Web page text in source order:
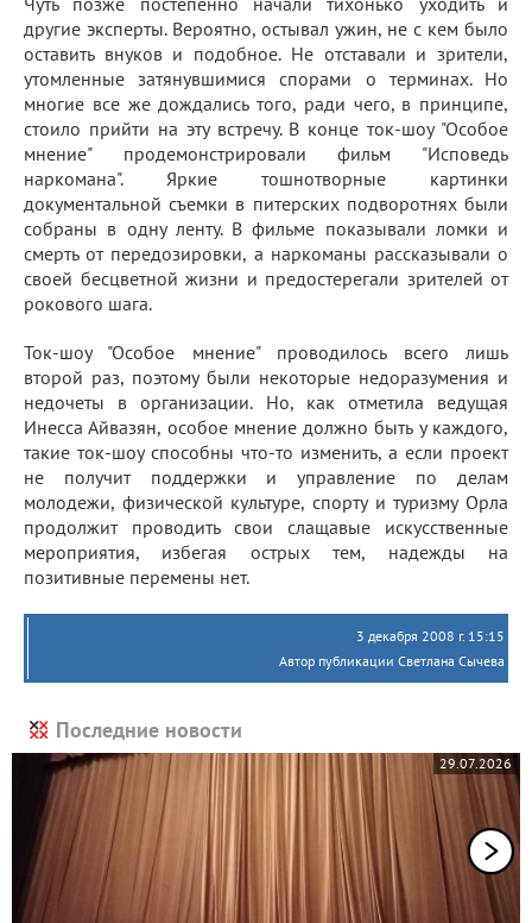
другие эксперты. Вероятно, остывал ужин, не с кем было
оставить внуков и подобное. Не отставали и зрители,
утомленные затянувшимися спорами о терминах. Но
многие все же дождались того, ради чего, в принципе,
стоило прийти на эту встречу. В конце ток-шоу "Особое
мнение" продемонстрировали фильм "Исповедь
наркомана". Яркие тошнотворные картинки
документальной съемки в питерских подворотнях были
собраны в одну ленту. В фильме показывали ломки и
смерть от передозировки, а наркоманы рассказывали о
своей бесцветной жизни и предостерегали зрителей от
рокового шага.
Ток-шоу "Особое мнение" проводилось всего лишь
второй раз, поэтому были некоторые недоразумения и
недочеты в организации. Но, как отметила ведущая
Инесса Айвазян, особое мнение должно быть у каждого,
такие ток-шоу способны что-то изменить, а если проект
не получит поддержки и управление по делам
молодежи, физической культуре, спорту и туризму Орла
продолжит проводить свои слащавые искусственные
мероприятия, избегая острых тем, надежды на
позитивные перемены нет.
3 декабря 2008 г. 15:15
Автор публикации Светлана Сычева
Последние новости
29.07.2026